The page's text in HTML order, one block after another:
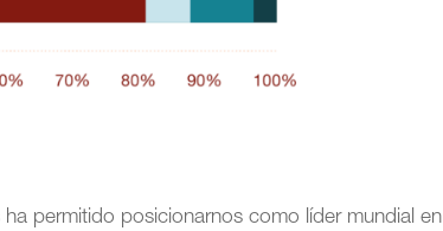
permitido posicionarnos como líder mundial en